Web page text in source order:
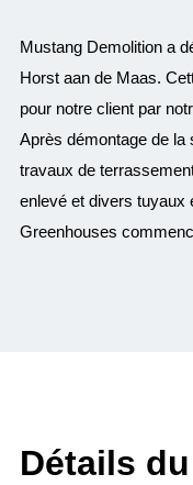
Mustang Demolition a
Horst aan de Maas.
pour notre client par
Après démontage de la
travaux de
enlevé et divers tuyaux
Greenhouses
Détails